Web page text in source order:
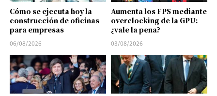
Cómo se ejecuta hoy la
construcción de oficinas
para empresas
06/08/2026
Aumenta los FPS mediante
overclocking de la GPU:
¿vale la pena?
03/08/2026